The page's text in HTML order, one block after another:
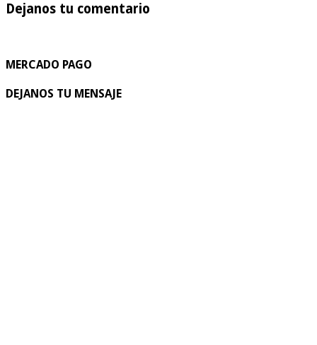
Dejanos tu comentario
MERCADO PAGO
DEJANOS TU MENSAJE